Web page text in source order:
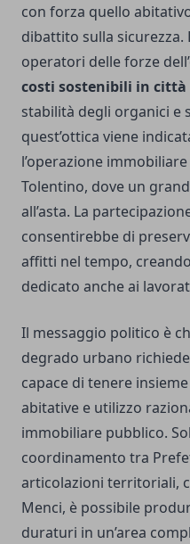
con forza quello
dibattito sulla sicurezza.
operatori delle forze
costi sostenibili in città
stabilità degli organici e
quest’ottica viene
l’operazione
Tolentino, dove un
all’asta. La
consentirebbe di
affitti nel tempo,
dedicato anche ai
Il messaggio politico è
degrado urbano
capace di tenere
abitative e utilizzo
immobiliare pubblico.
coordinamento tra
articolazioni territoriali,
Menci, è possibile
duraturi in un’area